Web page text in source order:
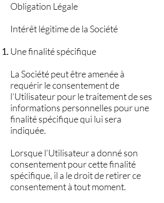
Obligation Légale
Intérêt légitime de la Société
Une finalité spécifique
La Société peut être amenée à
requérir le consentement de
l’Utilisateur pour le traitement de ses
informations personnelles pour une
finalité spécifique qui lui sera
indiquée.
Lorsque l’Utilisateur a donné son
consentement pour cette finalité
spécifique, il a le droit de retirer ce
consentement à tout moment.